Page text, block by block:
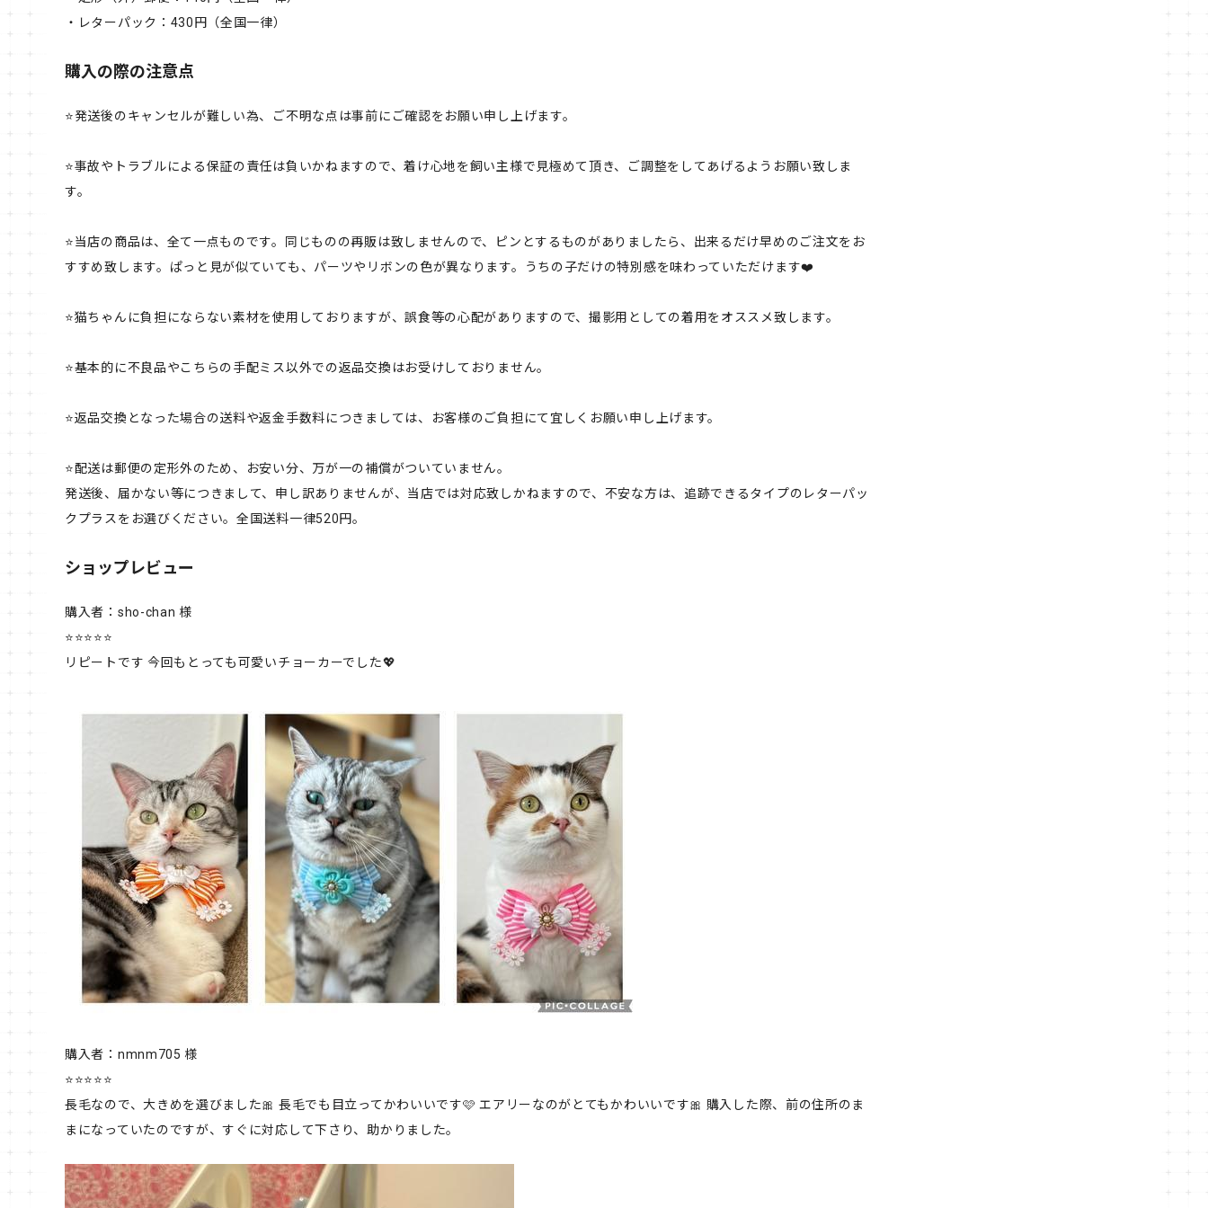
・レターパック：430円（全国一律）
購入の際の注意点
⭐️発送後のキャンセルが難しい為、ご不明な点は事前にご確認をお願い申し上げます。
⭐️事故やトラブルによる保証の責任は負いかねますので、着け心地を飼い主様で見極めて頂き、ご調整をしてあげるようお願い致しま
す。
⭐️当店の商品は、全て一点ものです。同じものの再販は致しませんので、ピンとするものがありましたら、出来るだけ早めのご注文をお
すすめ致します。ぱっと見が似ていても、パーツやリボンの色が異なります。うちの子だけの特別感を味わっていただけます❤️
⭐️猫ちゃんに負担にならない素材を使用しておりますが、誤食等の心配がありますので、撮影用としての着用をオススメ致します。
⭐️基本的に不良品やこちらの手配ミス以外での返品交換はお受けしておりません。
⭐️返品交換となった場合の送料や返金手数料につきましては、お客様のご負担にて宜しくお願い申し上げます。
⭐️配送は郵便の定形外のため、お安い分、万が一の補償がついていません。
発送後、届かない等につきまして、申し訳ありませんが、当店では対応致しかねますので、不安な方は、追跡できるタイプのレターパッ
クプラスをお選びください。全国送料一律520円。
ショップレビュー
購入者：sho-chan 様
⭐⭐⭐⭐⭐
リピートです 今回もとっても可愛いチョーカーでした💖
購入者：nmnm705 様
⭐⭐⭐⭐⭐
長毛なので、大きめを選びました🎀 長毛でも目立ってかわいいです🩷 エアリーなのがとてもかわいいです🎀 購入した際、前の住所のま
まになっていたのですが、すぐに対応して下さり、助かりました。